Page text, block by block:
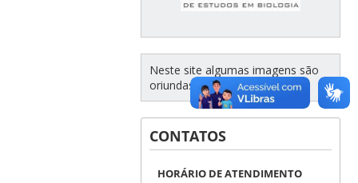
Neste site algumas imagens são
oriundas de pixabay e flaticon.
CONTATOS
HORÁRIO DE ATENDIMENTO